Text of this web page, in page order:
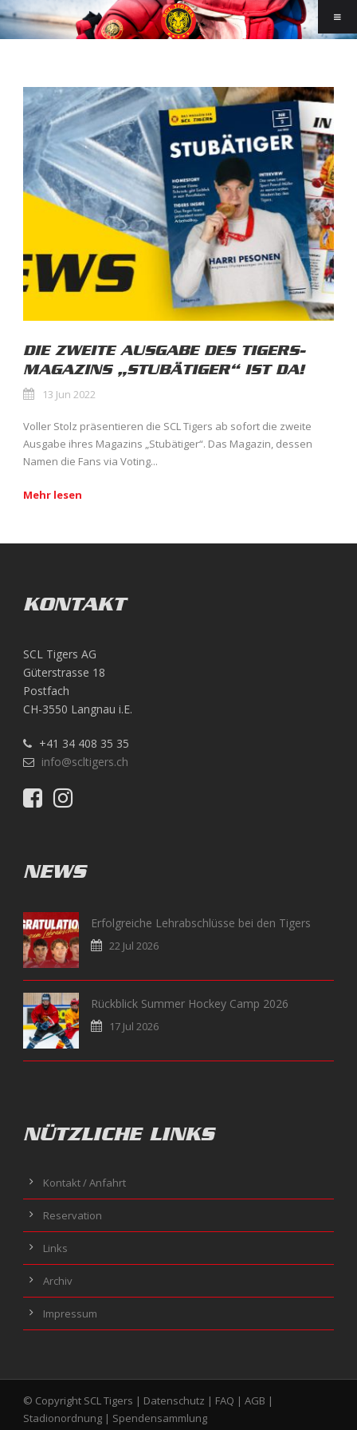
DIE ZWEITE AUSGABE DES TIGERS-
MAGAZINS „STUBÄTIGER“ IST DA!
13 Jun 2022
Voller Stolz präsentieren die SCL Tigers ab sofort die zweite
Ausgabe ihres Magazins „Stubätiger“. Das Magazin, dessen
Namen die Fans via Voting...
Mehr lesen
KONTAKT
SCL Tigers AG
Güterstrasse 18
Postfach
CH-3550 Langnau i.E.
+41 34 408 35 35
info@scltigers.ch
NEWS
Erfolgreiche Lehrabschlüsse bei den Tigers
22 Jul 2026
Rückblick Summer Hockey Camp 2026
17 Jul 2026
NÜTZLICHE LINKS
Kontakt / Anfahrt
Reservation
Links
Archiv
Impressum
© Copyright SCL Tigers | Datenschutz | FAQ | AGB |
Stadionordnung | Spendensammlung